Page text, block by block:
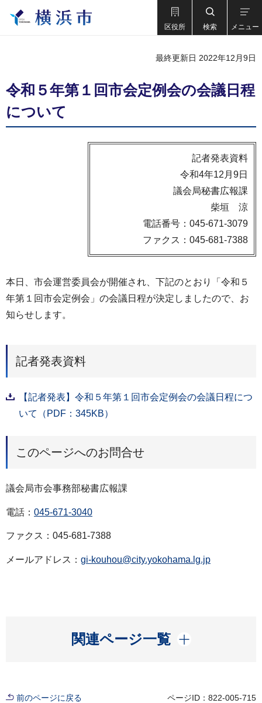
区役所 検索 メニュー
最終更新日 2022年12月9日
令和５年第１回市会定例会の会議日程
について
記者発表資料
令和4年12月9日
議会局秘書広報課
柴垣 涼
電話番号：045-671-3079
ファクス：045-681-7388
本日、市会運営委員会が開催され、下記のとおり「令和５
年第１回市会定例会」の会議日程が決定しましたので、お
知らせします。
記者発表資料
【記者発表】令和５年第１回市会定例会の会議日程につ
いて（PDF：345KB）
このページへのお問合せ
議会局市会事務部秘書広報課
電話： 045-671-3040
ファクス：045-681-7388
メールアドレス： gi-kouhou@city.yokohama.lg.jp
関連ページ一覧
開く
前のページに戻る ページID：822-005-715